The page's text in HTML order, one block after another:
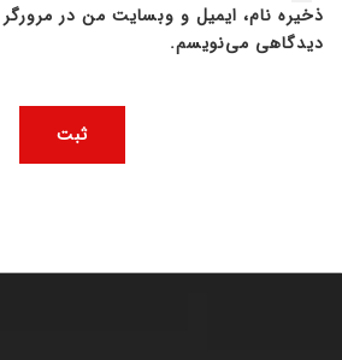
ذخیره نام، ایمیل و وبسایت من در مرورگر
دیدگاهی می‌نویسم.